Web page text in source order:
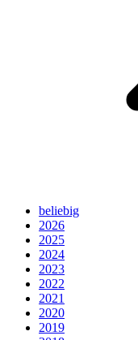
beliebig
2026
2025
2024
2023
2022
2021
2020
2019